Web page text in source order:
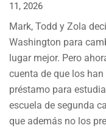
11, 2026
Mark, Todd y Zola
Washington para
lugar mejor. Pero
cuenta de que los
préstamo para
escuela de segunda
que además no los